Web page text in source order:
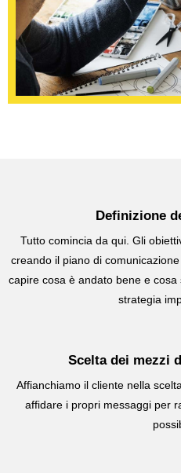
Definizione
Tutto comincia da qui. Gli
creando il piano di
capire cosa è andato bene e
strategia
Scelta dei mezzi
Affianchiamo il cliente nella
affidare i propri messaggi per